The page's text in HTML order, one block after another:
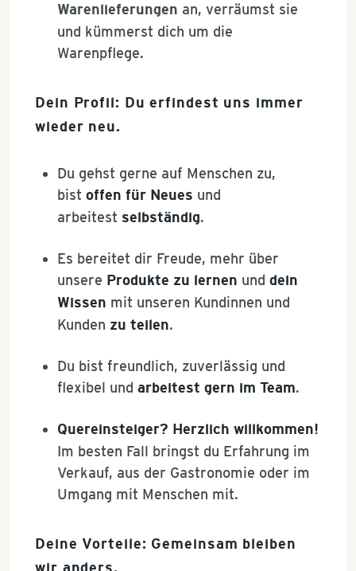
Warenlieferungen an, verräumst sie
und kümmerst dich um die
Warenpflege.
Dein Profil: Du erfindest uns immer
wieder neu.
Du gehst gerne auf Menschen zu,
bist offen für Neues und
arbeitest selbständig.
Es bereitet dir Freude, mehr über
unsere Produkte zu lernen und dein
Wissen mit unseren Kundinnen und
Kunden zu teilen.
Du bist freundlich, zuverlässig und
flexibel und arbeitest gern im Team.
Quereinsteiger? Herzlich willkommen!
Im besten Fall bringst du Erfahrung im
Verkauf, aus der Gastronomie oder im
Umgang mit Menschen mit.
Deine Vorteile: Gemeinsam bleiben